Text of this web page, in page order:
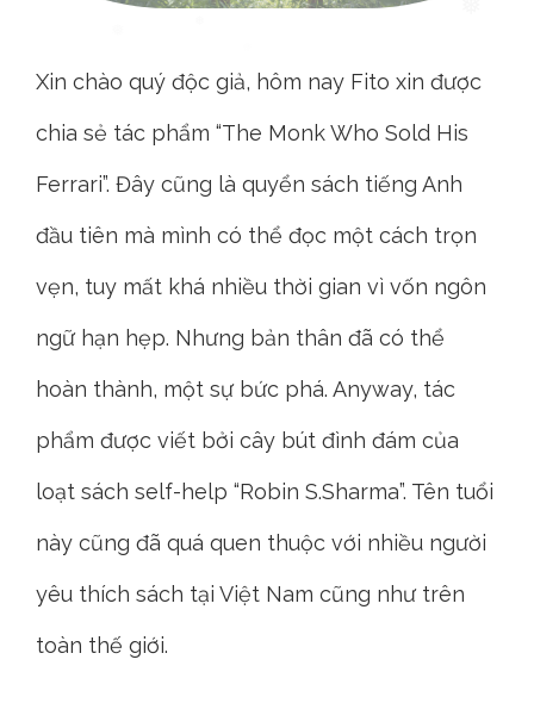
Xin chào quý độc giả, hôm nay Fito xin được
chia sẻ tác phẩm “The Monk Who Sold His
Ferrari”. Đây cũng là quyển sách tiếng Anh
đầu tiên mà mình có thể đọc một cách trọn
vẹn, tuy mất khá nhiều thời gian vì vốn ngôn
ngữ hạn hẹp. Nhưng bản thân đã có thể
hoàn thành, một sự bức phá. Anyway, tác
phẩm được viết bởi cây bút đình đám của
loạt sách self-help “Robin S.Sharma”. Tên tuổi
này cũng đã quá quen thuộc với nhiều người
yêu thích sách tại Việt Nam cũng như trên
toàn thế giới.